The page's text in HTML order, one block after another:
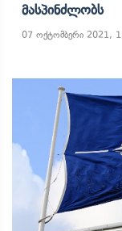
Მასპინძლობს
07 ოქტომბერი 2021,